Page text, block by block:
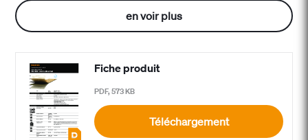
en voir plus
Fiche produit
PDF, 573 KB
Téléchargement